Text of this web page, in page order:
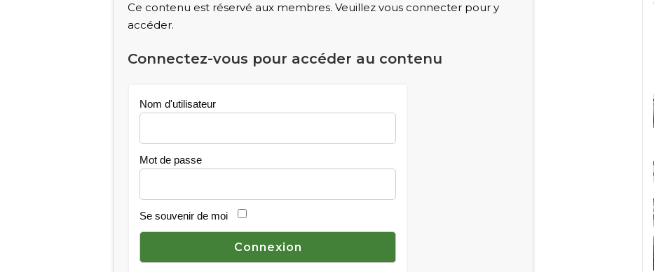
Ce contenu est réservé aux membres. Veuillez vous connecter pour y
accéder.
Connectez-vous pour accéder au contenu
Nom d'utilisateur
Mot de passe
Se souvenir de moi